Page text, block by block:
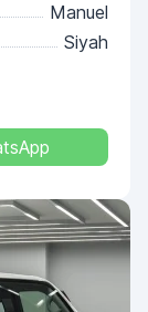
Manuel
Siyah